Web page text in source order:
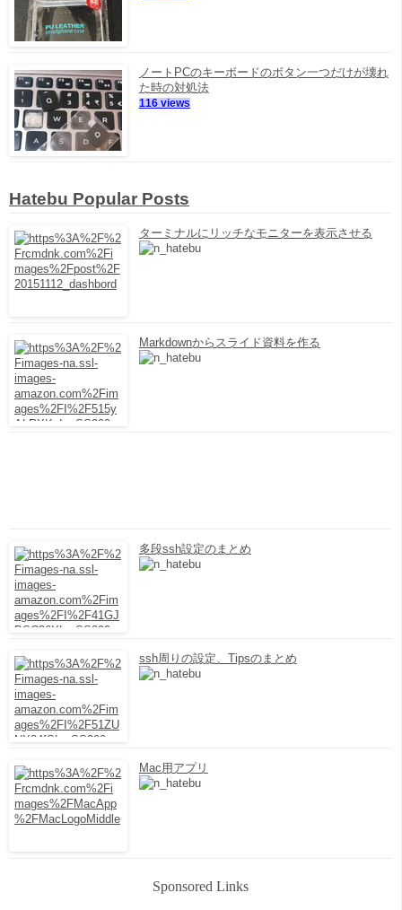
ノートPCのキーボードのボタン一つだけが壊れ
た時の対処法
116 views
Hatebu Popular Posts
ターミナルにリッチなモニターを表示させる
Markdownからスライド資料を作る
多段ssh設定のまとめ
ssh周りの設定、Tipsのまとめ
Mac用アプリ
Sponsored Links